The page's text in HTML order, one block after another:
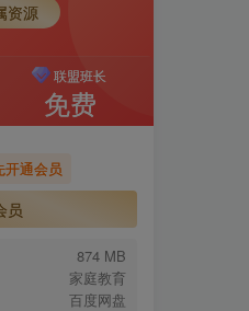
资源
联盟班长
免费
开通会员
员
874 MB
家庭教育
百度网盘